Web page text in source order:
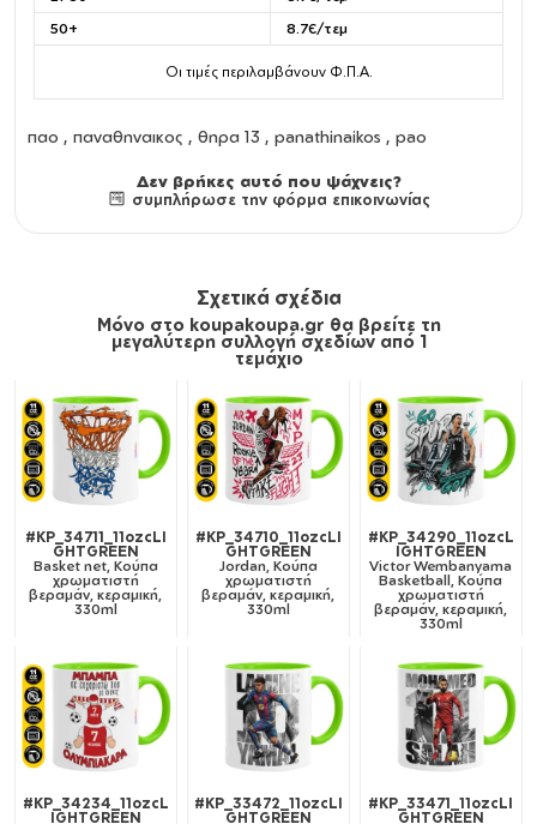
50+
8.7€/τεμ
Οι τιμές περιλαμβάνουν Φ.Π.Α.
παο , παναθηναικος , θηρα 13 , panathinaikos , pao
Δεν βρήκες αυτό που ψάχνεις?
συμπλήρωσε την φόρμα επικοινωνίας
Σχετικά σχέδια
Μόνο στο koupakoupa.gr θα βρείτε τη
μεγαλύτερη συλλογή σχεδίων από 1
τεμάχιο
#KP_34711_11ozcLI
GHTGREEN
Basket net, Κούπα
χρωματιστή
βεραμάν, κεραμική,
330ml
#KP_34710_11ozcLI
GHTGREEN
Jordan, Κούπα
χρωματιστή
βεραμάν, κεραμική,
330ml
#KP_34290_11ozcL
IGHTGREEN
Victor Wembanyama
Basketball, Κούπα
χρωματιστή
βεραμάν, κεραμική,
330ml
#KP_34234_11ozcL
IGHTGREEN
#KP_33472_11ozcLI
GHTGREEN
#KP_33471_11ozcLI
GHTGREEN